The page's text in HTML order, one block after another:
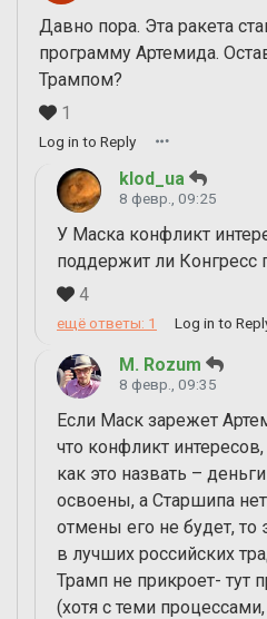
Давно пора. Эта ракета
программу Артемида.
Трампом?
1
Log in to Reply
klod_ua
8 февр., 09:25
У Маска конфликт
поддержит ли Конгресс
4
ещё ответы: 1 Log in to
M. Rozum
8 февр., 09:35
Если Маск зарежет
что конфликт
как это назвать –
освоены, а Старшипа
отмены его не будет, то
в лучших российских
Трамп не прикроет- тут
(хотя с теми процессами,